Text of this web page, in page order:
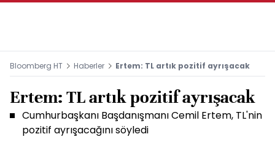
Bloomberg HT Haberler Ertem: TL artık pozitif ayrışacak
Ertem: TL artık pozitif ayrışacak
Cumhurbaşkanı Başdanışmanı Cemil Ertem, TL'nin
pozitif ayrışacağını söyledi